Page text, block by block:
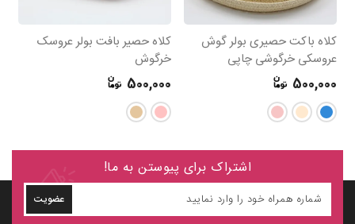
کلاه باکت حصیری بولر گوش
عروسکی خرگوشی چاپی
500,000
کلاه حصیر بافت بولر عروسک
خرگوش
500,000
اشتراک برای پیوستن به ما!
عضویت